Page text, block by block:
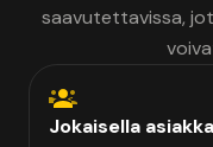
saavutettavissa,
Jokaisella